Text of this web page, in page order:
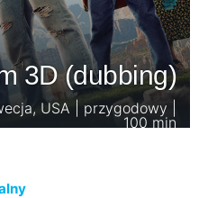
3D (dubbing)
USA | przygodowy |
100 min